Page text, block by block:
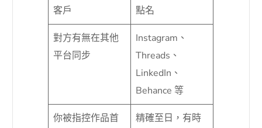
客戶
點名
對方有無在其他
平台同步
Instagram、
Threads、
LinkedIn、
Behance 等
你被指控作品首
精確至日，有時